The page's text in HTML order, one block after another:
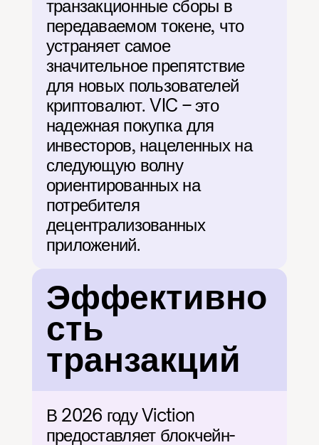
транзакционные сборы в
передаваемом токене, что
устраняет самое
значительное препятствие
для новых пользователей
криптовалют. VIC – это
надежная покупка для
инвесторов, нацеленных на
следующую волну
ориентированных на
потребителя
децентрализованных
приложений.
Эффективно
сть
транзакций
В 2026 году Viction
предоставляет блокчейн-